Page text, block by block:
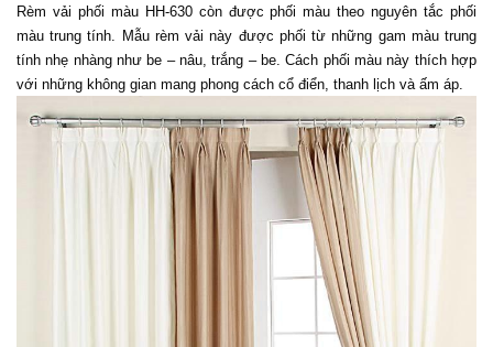
Rèm vải phối màu HH-630 còn được phối màu theo nguyên tắc phối
màu trung tính. Mẫu rèm vải này được phối từ những gam màu trung
tính nhẹ nhàng như be – nâu, trắng – be. Cách phối màu này thích hợp
với những không gian mang phong cách cổ điển, thanh lịch và ấm áp.